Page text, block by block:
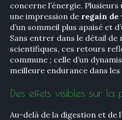
concerne l’énergie.
une impression de regain
d’un sommeil plus apaisé et
Sans entrer dans le détail de
scientifiques, ces retours
commune ; celle d’un
meilleure endurance dans
Des effets visibles sur
Au-delà de la digestion et de
Rechercher
: